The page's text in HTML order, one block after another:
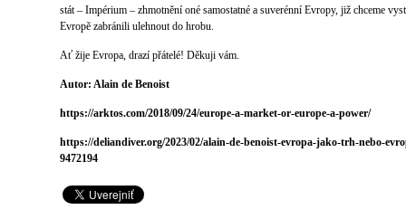
stát – Impérium – zhmotnění oné samostatné a suverénní Evropy, již chceme
Evropě zabránili ulehnout do hrobu.
Ať žije Evropa, drazí přátelé! Děkuji vám.
Autor: Alain de Benoist
https://arktos.com/2018/09/24/europe-a-market-or-europe-a-power/
https://deliandiver.org/2023/02/alain-de-benoist-evropa-jako-trh-nebo-
9472194